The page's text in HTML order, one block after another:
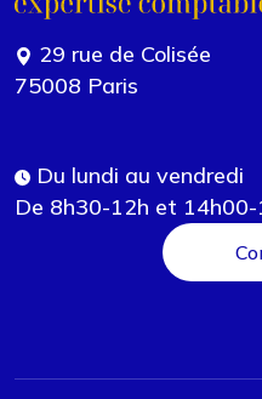
29 rue de Colisée
75008 Paris
Du lundi au vendredi
De 8h30-12h et